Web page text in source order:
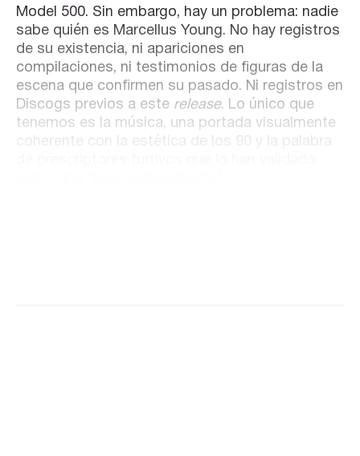
Model 500. Sin embargo, hay un problema: nadie
sabe quién es Marcellus Young. No hay registros
de su existencia, ni apariciones en
compilaciones, ni testimonios de figuras de la
escena que confirmen su pasado. Ni registros en
Discogs previos a este release. Lo único que
tenemos es la música, una portada visualmente
coherente con la estética de los 90 y la palabra